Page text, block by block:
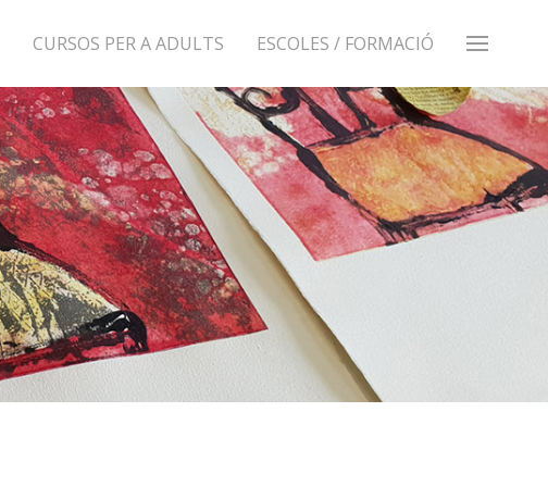
CURSOS PER A ADULTS ESCOLES / FORMACIÓ